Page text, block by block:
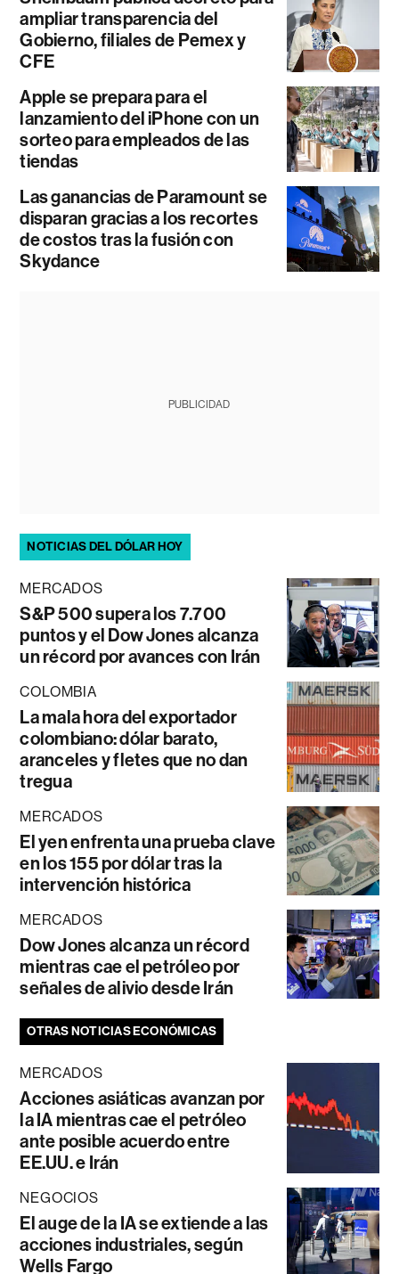
ampliar transparencia del
Gobierno, filiales de Pemex y
CFE
Apple se prepara para el
lanzamiento del iPhone con un
sorteo para empleados de las
tiendas
Las ganancias de Paramount se
disparan gracias a los recortes
de costos tras la fusión con
Skydance
PUBLICIDAD
NOTICIAS DEL DÓLAR HOY
MERCADOS
S&P 500 supera los 7.700
puntos y el Dow Jones alcanza
un récord por avances con Irán
COLOMBIA
La mala hora del exportador
colombiano: dólar barato,
aranceles y fletes que no dan
tregua
MERCADOS
El yen enfrenta una prueba clave
en los 155 por dólar tras la
intervención histórica
MERCADOS
Dow Jones alcanza un récord
mientras cae el petróleo por
señales de alivio desde Irán
OTRAS NOTICIAS ECONÓMICAS
MERCADOS
Acciones asiáticas avanzan por
la IA mientras cae el petróleo
ante posible acuerdo entre
EE.UU. e Irán
NEGOCIOS
El auge de la IA se extiende a las
acciones industriales, según
Wells Fargo